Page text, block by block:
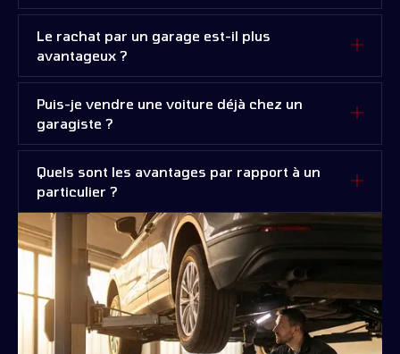
Le rachat par un garage est-il plus
avantageux ?
Puis-je vendre une voiture déjà chez un
garagiste ?
Quels sont les avantages par rapport à un
particulier ?